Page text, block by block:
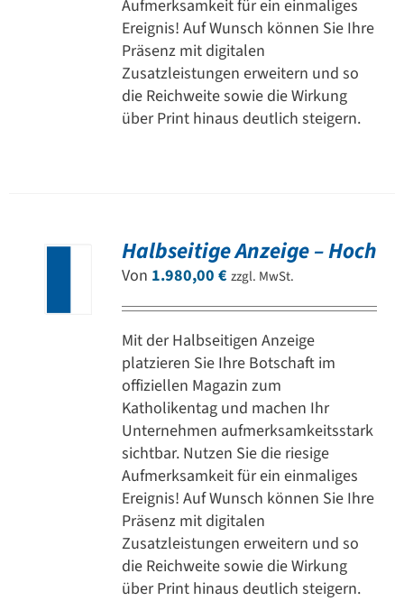
Aufmerksamkeit für ein einmaliges
Ereignis! Auf Wunsch können Sie Ihre
Präsenz mit digitalen
Zusatzleistungen erweitern und so
die Reichweite sowie die Wirkung
über Print hinaus deutlich steigern.
Halbseitige Anzeige – Hoch
Von 1.980,00 € zzgl. MwSt.
Mit der Halbseitigen Anzeige
platzieren Sie Ihre Botschaft im
offiziellen Magazin zum
Katholikentag und machen Ihr
Unternehmen aufmerksamkeitsstark
sichtbar. Nutzen Sie die riesige
Aufmerksamkeit für ein einmaliges
Ereignis! Auf Wunsch können Sie Ihre
Präsenz mit digitalen
Zusatzleistungen erweitern und so
die Reichweite sowie die Wirkung
über Print hinaus deutlich steigern.